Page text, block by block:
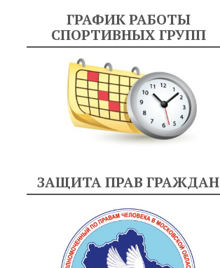
ГРАФИК РАБОТЫ
СПОРТИВНЫХ ГРУПП
ЗАЩИТА ПРАВ ГРАЖДАН